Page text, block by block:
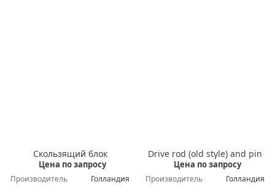
Скользящий блок
Цена по запросу
Производитель Голландия
Drive rod (old style) and pin
Цена по запросу
Производитель Голландия